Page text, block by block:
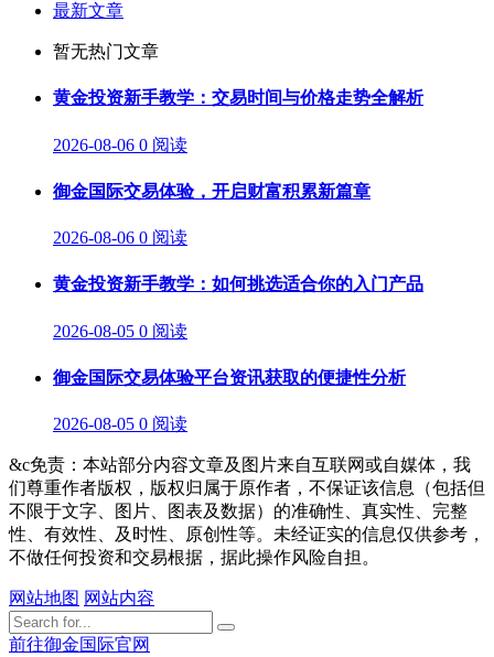
最新文章
暂无热门文章
黄金投资新手教学：交易时间与价格走势全解析
2026-08-06 0 阅读
御金国际交易体验，开启财富积累新篇章
2026-08-06 0 阅读
黄金投资新手教学：如何挑选适合你的入门产品
2026-08-05 0 阅读
御金国际交易体验平台资讯获取的便捷性分析
2026-08-05 0 阅读
&c免责：本站部分内容文章及图片来自互联网或自媒体，我
们尊重作者版权，版权归属于原作者，不保证该信息（包括但
不限于文字、图片、图表及数据）的准确性、真实性、完整
性、有效性、及时性、原创性等。未经证实的信息仅供参考，
不做任何投资和交易根据，据此操作风险自担。
网站地图 网站内容
前往御金国际官网